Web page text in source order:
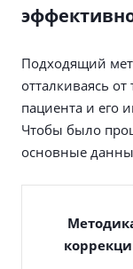
Подходящий
отталкиваясь
пациента и его
Чтобы было
основные